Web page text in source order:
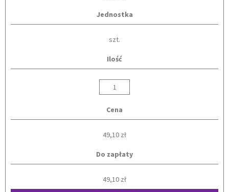
Jednostka
szt.
Ilość
Cena
49,10 zł
Do zapłaty
49,10 zł